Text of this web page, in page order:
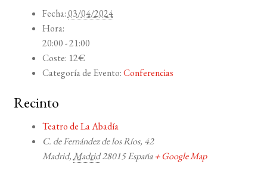
Fecha:03/04/2024
Hora:
20:00 - 21:00
Coste: 12€
Categoría de Evento:Conferencias
Recinto
Teatro de La Abadía
C. de Fernández de los Ríos, 42
Madrid,Madrid28015 España + Google Map